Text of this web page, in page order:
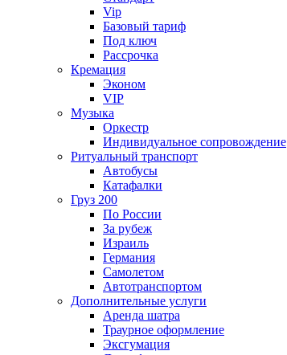
Vip
Базовый тариф
Под ключ
Рассрочка
Кремация
Эконом
VIP
Музыка
Оркестр
Индивидуальное сопровождение
Ритуальный транспорт
Автобусы
Катафалки
Груз 200
По России
За рубеж
Израиль
Германия
Самолетом
Автотранспортом
Дополнительные услуги
Аренда шатра
Траурное оформление
Эксгумация